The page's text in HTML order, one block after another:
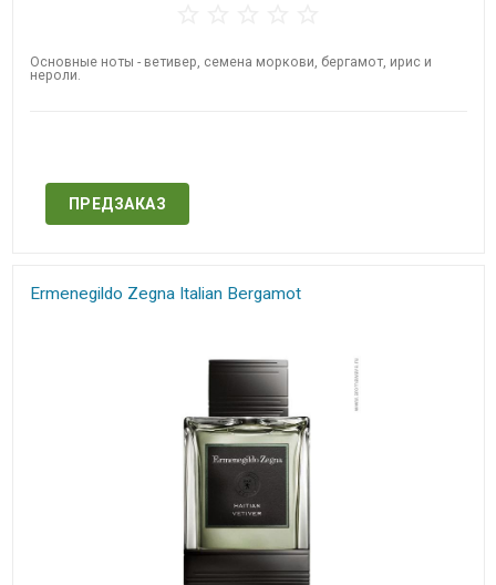
Основные ноты - ветивер, семена моркови, бергамот, ирис и
нероли.
ПРЕДЗАКАЗ
Ermenegildo Zegna​ Italian Bergamot